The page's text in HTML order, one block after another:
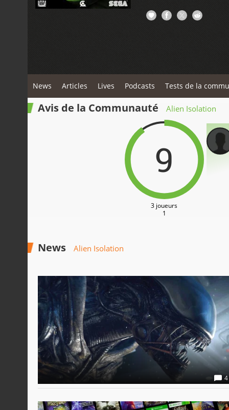
News Articles Lives Podcasts Tests de la
Avis de la Communauté Alien Isolation
9
3 joueurs
1
News Alien Isolation
4